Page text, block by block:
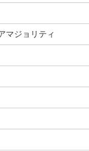
マジョリティ